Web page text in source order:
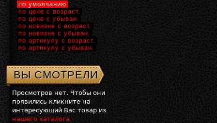
по умолчанию
по цене с возраст.
по цене с убыван.
по новизне с возраст.
по новизне с убыван.
по артикулу с возраст.
по артикулу с убыван.
ВЫ СМОТРЕЛИ
Просмотров нет. Чтобы они
появились кликните на
интересующий Вас товар из
нашего каталога